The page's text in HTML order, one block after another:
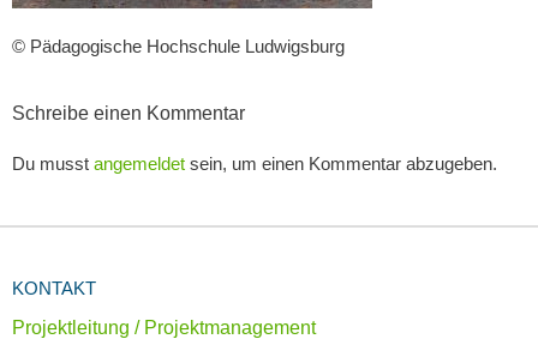
© Pädagogische Hochschule Ludwigsburg
Schreibe einen Kommentar
Du musst angemeldet sein, um einen Kommentar abzugeben.
KONTAKT
Projektleitung / Projektmanagement